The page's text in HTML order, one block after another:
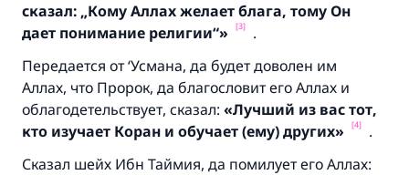
сказал: „Кому Аллах желает блага, тому Он
дает понимание религии“»
[3]
.
Передается от ‘Усмана, да будет доволен им
Аллах, что Пророк, да благословит его Аллах и
облагодетельствует, сказал: «Лучший из вас тот,
кто изучает Коран и обучает (ему) других»
[4]
.
Сказал шейх Ибн Таймия, да помилует его Аллах: